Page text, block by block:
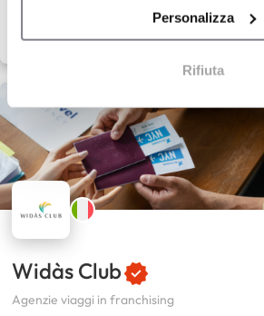
Personalizza
Rifiuta
Widàs Club
Agenzie viaggi in franchising